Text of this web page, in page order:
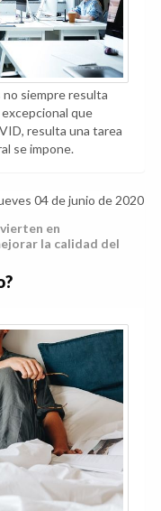
no siempre resulta
excepcional que
resulta una tarea
se impone.
04 de junio de 2020
en
la calidad del